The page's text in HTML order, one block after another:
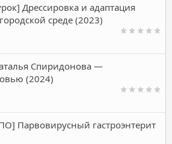
Дрессировка и адаптация
среде (2023)
Спиридонова ―
(2024)
Парвовирусный гастроэнтерит